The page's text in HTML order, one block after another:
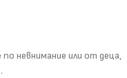
невнимание или от деца,